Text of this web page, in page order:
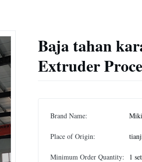
Baja tahan
Extruder
Brand Name:
Place of Origin:
Minimum Order Quantity: 1 set